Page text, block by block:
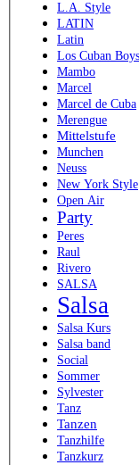
L.A. Style
LATIN
Latin
Los Cuban Boys
Mambo
Marcel
Marcel de Cuba
Merengue
Mittelstufe
Munchen
Neuss
New York Style
Open Air
Party
Peres
Raul
Rivero
SALSA
Salsa
Salsa Kurs
Salsa band
Social
Sommer
Sylvester
Tanz
Tanzen
Tanzhilfe
Tanzkurz